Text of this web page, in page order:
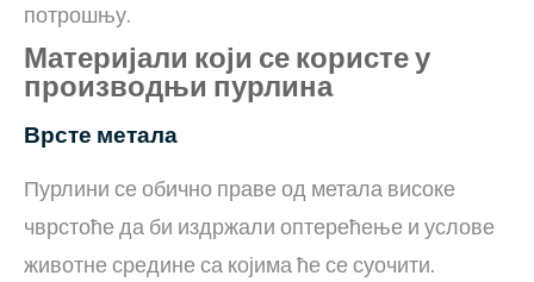
потрошњу.
Материјали који се користе у
производњи пурлина
Врсте метала
Пурлини се обично праве од метала високе
чврстоће да би издржали оптерећење и услове
животне средине са којима ће се суочити.